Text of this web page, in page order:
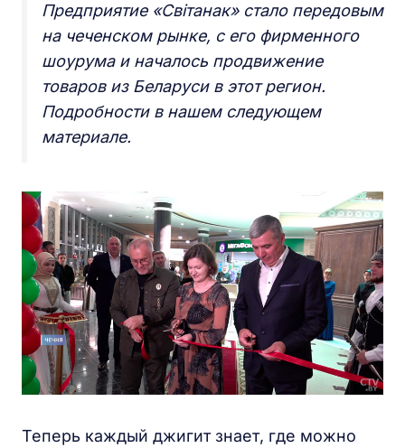
Предприятие «Свiтанак» стало передовым
на чеченском рынке, с его фирменного
шоурума и началось продвижение
товаров из Беларуси в этот регион.
Подробности в нашем следующем
материале.
Теперь каждый джигит знает, где можно